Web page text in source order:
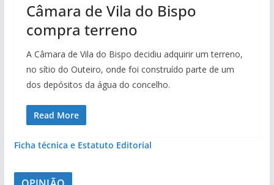
Câmara de Vila do Bispo
compra terreno
A Câmara de Vila do Bispo decidiu adquirir um terreno,
no sítio do Outeiro, onde foi construído parte de um
dos depósitos da água do concelho.
Read More
Ficha técnica e Estatuto Editorial